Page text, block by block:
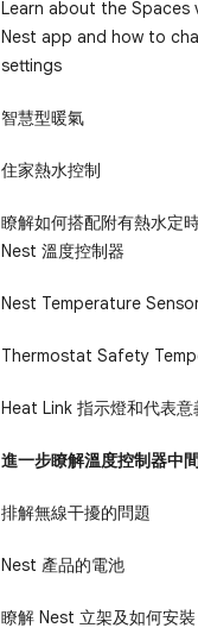
Learn about the Spaces
Nest app and how to
settings
智慧型暖氣
住家熱水控制
瞭解如何搭配附有熱水定
Nest 溫度控制器
Nest Temperature
Thermostat Safety
Heat Link 指示燈和代表意
進一步瞭解溫度控制器中
排解無線干擾的問題
Nest 產品的電池
瞭解 Nest 立架及如何安裝